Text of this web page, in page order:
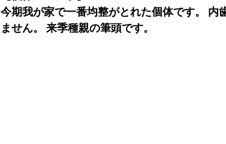
今期我が家で一番均整がとれた個体です。 内
ません。 来季種親の筆頭です。